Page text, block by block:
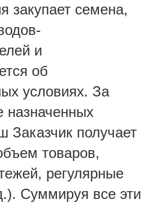
закупает семена,
и
об
условиях. За
назначенных
Заказчик получает
товаров,
регулярные
Суммируя все эти